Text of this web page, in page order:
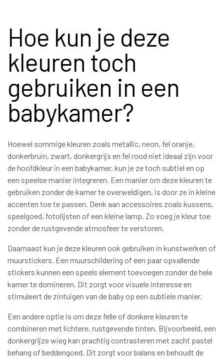
Hoe kun je deze
kleuren toch
gebruiken in een
babykamer?
Hoewel sommige kleuren zoals metallic, neon, fel oranje,
donkerbruin, zwart, donkergrijs en fel rood niet ideaal zijn voor
de hoofdkleur in een babykamer, kun je ze toch subtiel en op
een speelse manier integreren. Een manier om deze kleuren te
gebruiken zonder de kamer te overweldigen, is door ze in kleine
accenten toe te passen. Denk aan accessoires zoals kussens,
speelgoed, fotolijsten of een kleine lamp. Zo voeg je kleur toe
zonder de rustgevende atmosfeer te verstoren.
Daarnaast kun je deze kleuren ook gebruiken in kunstwerken of
muurstickers. Een muurschildering of een paar opvallende
stickers kunnen een speels element toevoegen zonder de hele
kamer te domineren. Dit zorgt voor visuele interesse en
stimuleert de zintuigen van de baby op een subtiele manier.
Een andere optie is om deze felle of donkere kleuren te
combineren met lichtere, rustgevende tinten. Bijvoorbeeld, een
donkergrijze wieg kan prachtig contrasteren met zacht pastel
behang of beddengoed. Dit zorgt voor balans en behoudt de